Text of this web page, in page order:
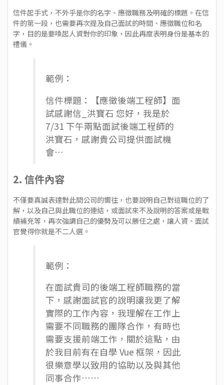
信件起手式，不外乎是你的名字、應徵職務及明確的標題。在信
件的第一段，也需要再次提及自己面試的時間、應徵職位和名
字，目的是要喚起人資對你的印象，因此再度表明身份是基本的
禮儀。
範例：
信件標題：【應徵後端工程師】面
試感謝信_洪寶石 您好，我是於
7/31 下午兩點面試後端工程師的
洪寶石，感謝貴公司提供面試機
會…
2. 信件內容
不僅要真誠表達對此間公司的嚮往，也要說明自己對這職位的了
解，以及自己與此職位的連結，或面試來不及說明的答案或是戰
績補充等，再次強調自己的優勢及可以勝任之處，讓人資、面試
官覺得你就是不二人選。
範例：
在面試貴司的後端工程師職務的當
下，感謝面試官的說明讓我更了解
實際的工作內容，我理解在工作上
需要不同職務的團隊合作，有時也
需要支援前端工作，關於這點，由
於我目前有在自學 Vue 框架，因此
很樂意學以致用的協助以及與其他
同事合作……